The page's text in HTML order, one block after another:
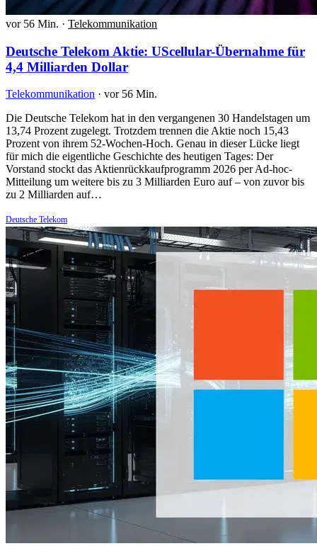
vor 56 Min. · Telekommunikation
Deutsche Telekom Aktie: UScellular-Übernahme für
4,4 Milliarden Dollar
Telekommunikation · vor 56 Min.
Die Deutsche Telekom hat in den vergangenen 30 Handelstagen um
13,74 Prozent zugelegt. Trotzdem trennen die Aktie noch 15,43
Prozent von ihrem 52-Wochen-Hoch. Genau in dieser Lücke liegt
für mich die eigentliche Geschichte des heutigen Tages: Der
Vorstand stockt das Aktienrückkaufprogramm 2026 per Ad-hoc-
Mitteilung um weitere bis zu 3 Milliarden Euro auf – von zuvor bis
zu 2 Milliarden auf…
Deutsche Telekom